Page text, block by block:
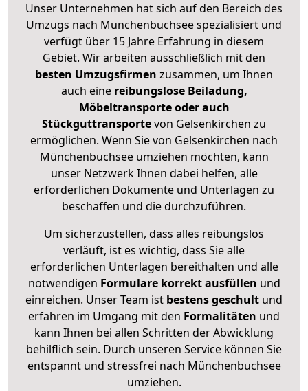
Unser Unternehmen hat sich auf den Bereich des
Umzugs nach Münchenbuchsee spezialisiert und
verfügt über 15 Jahre Erfahrung in diesem
Gebiet. Wir arbeiten ausschließlich mit den
besten Umzugsfirmen zusammen, um Ihnen
auch eine reibungslose Beiladung,
Möbeltransporte oder auch
Stückguttransportevon Gelsenkirchen zu
ermöglichen. Wenn Sie von Gelsenkirchen nach
Münchenbuchsee umziehen möchten, kann
unser Netzwerk Ihnen dabei helfen, alle
erforderlichen Dokumente und Unterlagen zu
beschaffen und die durchzuführen.
Um sicherzustellen, dass alles reibungslos
verläuft, ist es wichtig, dass Sie alle
erforderlichen Unterlagen bereithalten und alle
notwendigen Formulare korrekt ausfüllen und
einreichen. Unser Team ist bestens geschult und
erfahren im Umgang mit den Formalitäten und
kann Ihnen bei allen Schritten der Abwicklung
behilflich sein. Durch unseren Service können Sie
entspannt und stressfrei nach Münchenbuchsee
umziehen.